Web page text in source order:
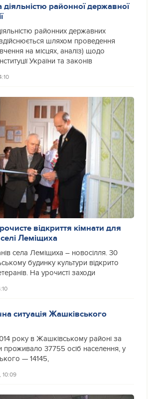
районної державної
районних державних
здійснюється шляхом проведення
на місцях, аналіз) щодо
України та законів
відкриття кімнати для
Леміщиха
села Леміщиха – новосілля. 30
будинку культури відкрито
На урочисті заходи
ситуація Жашківського
року в Жашківському районі за
проживало 37755 осіб населення, у
— 14145,
10:09